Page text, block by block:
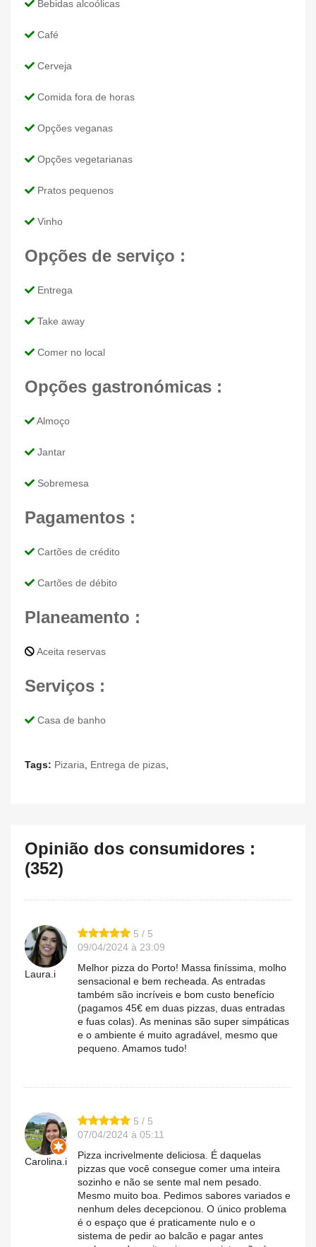
Bebidas alcoólicas
Café
Cerveja
Comida fora de horas
Opções veganas
Opções vegetarianas
Pratos pequenos
Vinho
Opções de serviço :
Entrega
Take away
Comer no local
Opções gastronómicas :
Almoço
Jantar
Sobremesa
Pagamentos :
Cartões de crédito
Cartões de débito
Planeamento :
Aceita reservas
Serviços :
Casa de banho
Tags: Pizaria Entrega de pizas
Opinião dos consumidores :
(352)
Laura.i
5 / 5
09/04/2024 à 23:09
Melhor pizza do Porto! Massa finíssima, molho
sensacional e bem recheada. As entradas
também são incríveis e bom custo benefício
(pagamos 45€ em duas pizzas, duas entradas
e fuas colas). As meninas são super simpáticas
e o ambiente é muito agradável, mesmo que
pequeno. Amamos tudo!
Carolina.i
5 / 5
07/04/2024 à 05:11
Pizza incrivelmente deliciosa. É daquelas
pizzas que você consegue comer uma inteira
sozinho e não se sente mal nem pesado.
Mesmo muito boa. Pedimos sabores variados e
nenhum deles decepcionou. O único problema
é o espaço que é praticamente nulo e o
sistema de pedir ao balcão e pagar antes